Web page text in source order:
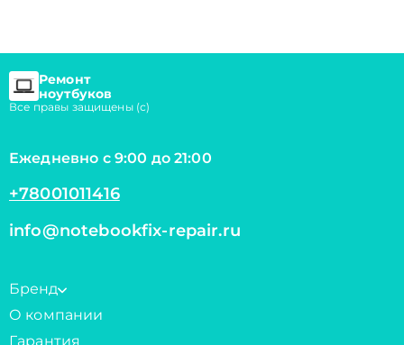
Ремонт
ноутбуков
Все правы защищены (с)
Ежедневно с 9:00 до 21:00
+78001011416
info@notebookfix-repair.ru
Бренд
О компании
Гарантия